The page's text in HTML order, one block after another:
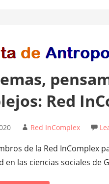
Red
Red InComplex
de la Red InComplex
en las ciencias sociales de